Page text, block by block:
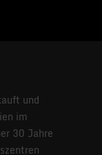
und
im
30 Jahre